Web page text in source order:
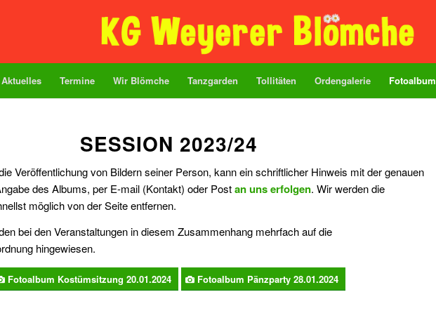
Aktuelles Termine Wir Blömche Tanzgarden Tollitäten Ordengalerie Fotoalbum
SESSION 2023/24
Veröffentlichung von Bildern seiner Person, kann ein schriftlicher Hinweis mit der genauen
des Albums, per E-mail (Kontakt) oder Postan uns erfolgen. Wir werden die
möglich von der Seite entfernen.
bei den Veranstaltungen in diesem Zusammenhang mehrfach auf die
hingewiesen.
Fotoalbum Kostümsitzung 20.01.2024 Fotoalbum Pänzparty 28.01.2024